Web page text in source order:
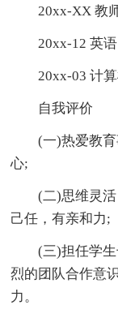
20xx-XX 教
20xx-12 英
20xx-03 计
自我评价
(一)热爱教
心;
(二)思维灵
己任，有亲和力;
(三)担任学
烈的团队合作意
力。